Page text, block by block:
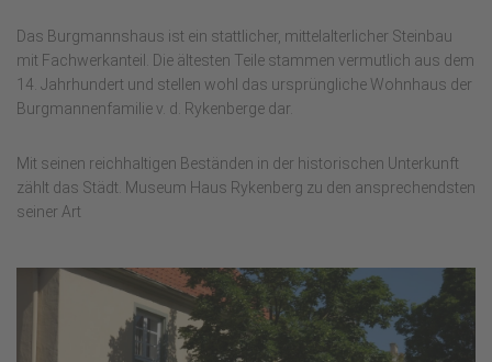
Das Burgmannshaus ist ein stattlicher, mittelalterlicher Steinbau
mit Fachwerkanteil. Die ältesten Teile stammen vermutlich aus dem
14. Jahrhundert und stellen wohl das ursprüngliche Wohnhaus der
Burgmannenfamilie v. d. Rykenberge dar.
Mit seinen reichhaltigen Beständen in der historischen Unterkunft
zählt das Städt. Museum Haus Rykenberg zu den ansprechendsten
seiner Art